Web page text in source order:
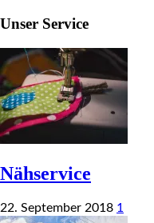
Unser Service
Nähservice
22. September 2018 1